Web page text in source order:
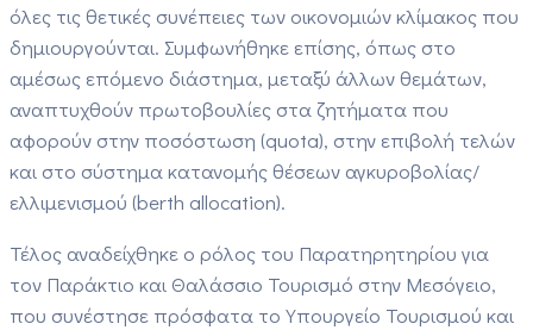
όλες τις θετικές συνέπειες των οικονομιών κλίμακος που
δημιουργούνται. Συμφωνήθηκε επίσης, όπως στο
αμέσως επόμενο διάστημα, μεταξύ άλλων θεμάτων,
αναπτυχθούν πρωτοβουλίες στα ζητήματα που
αφορούν στην ποσόστωση (quota), στην επιβολή τελών
και στο σύστημα κατανομής θέσεων αγκυροβολίας/
ελλιμενισμού (berth allocation).
Τέλος αναδείχθηκε ο ρόλος του Παρατηρητηρίου για
τον Παράκτιο και Θαλάσσιο Τουρισμό στην Μεσόγειο,
που συνέστησε πρόσφατα το Υπουργείο Τουρισμού και